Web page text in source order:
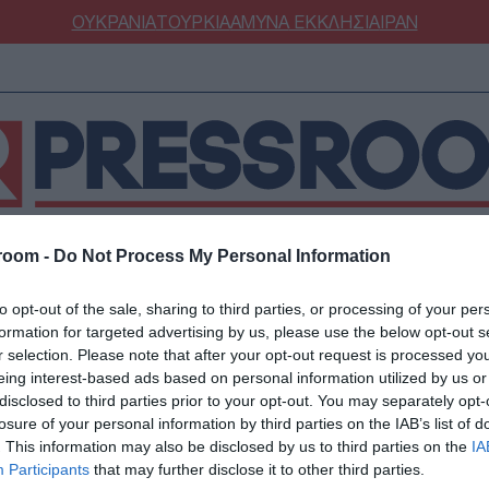
- Do Not Process My Personal Information
opt-out of the sale, sharing to third parties, or processing of your
for targeted advertising by us, please use the below opt-out
selection. Please note that after your opt-out request is processed
interest-based ads based on personal information utilized by us
to third parties prior to your opt-out. You may separately
of your personal information by third parties on the IAB’s list of
This information may also be disclosed by us to third parties on the
Participants that may further disclose it to other third parties.
ΟΥΚΡΑΝΙΑΤΟΥΡΚΙΑΑΜΥΝΑΕΚΚΛΗΣΙΑΙΡΑΝ
ΕΛΛΑΔΑ ΕΚΚΛΗΣΙΑ ΑΜΥΝΑ ΔΙΕΘΝΗ
ΟΙΚΟΝΟΜΙΑ
ΔΙΕΘΝΗ
SPORTS
ΥΓΕΙΑ
ΑΡΘΡΟΓΡΑΦΙΑ
ΕΛΛΑΔΑ
29/06/2026 - 21:35
Μαύρη Δευτέρα στην